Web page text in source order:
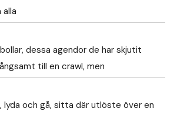
dessa agendor de har skjutit
till en crawl, men
lyda och gå, sitta där utlöste över en